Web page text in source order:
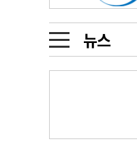
뉴스
인물
동영상뉴스
메디 Hospital